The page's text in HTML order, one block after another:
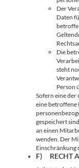
Der
Daten
Die
steht
Person
Sofern eine der
eine betroffene
gespeichert
an einen
wenden. Der
Einschränkung
F) RECHT